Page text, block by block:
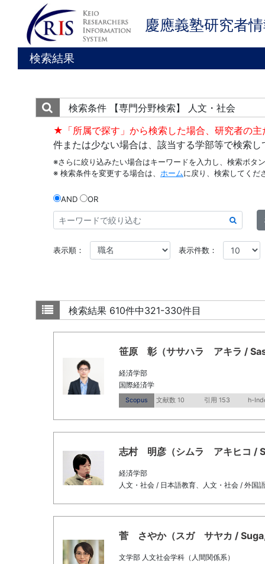
慶應義塾研究者
検索結果
検索条件
【専門分野検索】 人文・社会
★「所属で探す」から検索した場合、研究者の
件または少ない場合は、該当する学部等で検索し
※さらに絞り込みたい場合はキーワードを入力し、検索ボタ
※ 検索条件を変更する場合は、 ホームに戻り、検索してくだ
AND OR
表示順： 表示件数：
検索結果 610件中321-330件目
笹原 彰（ササハラ アキラ /
経済学部
国際経済学
Scopus 文献数 10 引用 153 h-
志村 明彦（シムラ アキヒコ /
経済学部
人文・社会 / 日本語教育、人文・社会 / 外国
菅 さやか（スガ サヤカ /
文学部 人文社会学科（人間関係系）